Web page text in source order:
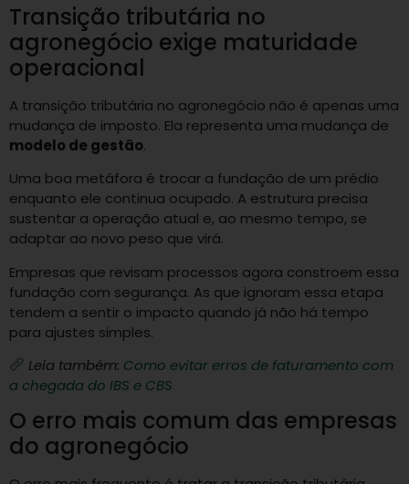
Transição tributária no
agronegócio exige maturidade
operacional
A transição tributária no agronegócio não é apenas uma
mudança de imposto. Ela representa uma mudança de
modelo de gestão.
Uma boa metáfora é trocar a fundação de um prédio
enquanto ele continua ocupado. A estrutura precisa
sustentar a operação atual e, ao mesmo tempo, se
adaptar ao novo peso que virá.
Empresas que revisam processos agora constroem essa
fundação com segurança. As que ignoram essa etapa
tendem a sentir o impacto quando já não há tempo
para ajustes simples.
Leia também: Como evitar erros de faturamento com
a chegada do IBS e CBS
O erro mais comum das empresas
do agronegócio